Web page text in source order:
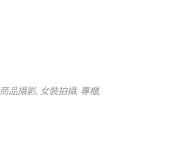
商品攝影, 女裝拍攝, 專櫃,